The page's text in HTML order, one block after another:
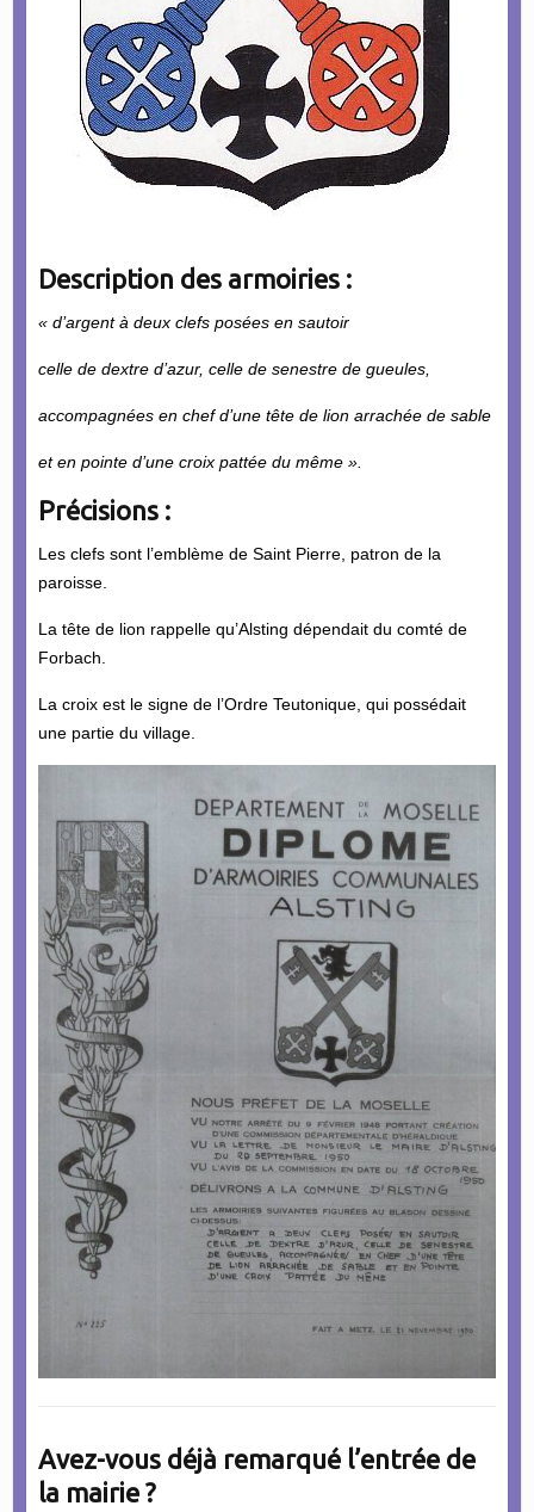
Description des armoiries :
« d’argent à deux clefs posées en sautoir
celle de dextre d’azur, celle de senestre de gueules,
accompagnées en chef d’une tête de lion arrachée de sable
et en pointe d’une croix pattée du même ».
Précisions :
Les clefs sont l’emblème de Saint Pierre, patron de la
paroisse.
La tête de lion rappelle qu’Alsting dépendait du comté de
Forbach.
La croix est le signe de l’Ordre Teutonique, qui possédait
une partie du village.
Avez-vous déjà remarqué l’entrée de
la mairie ?